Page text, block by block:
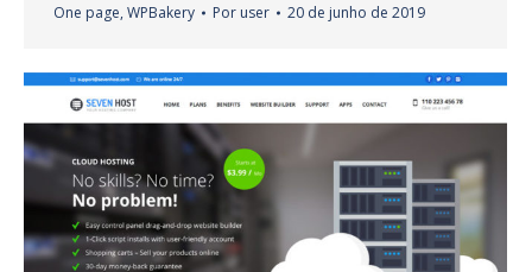
One page, WPBakery Por user 20 de junho de 2019